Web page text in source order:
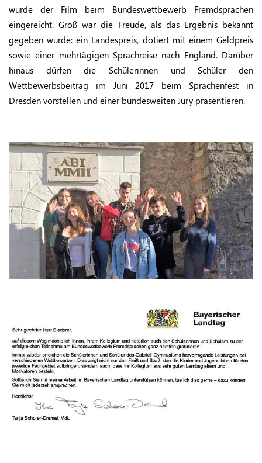
wurde der Film beim Bundeswettbewerb Fremdsprachen
eingereicht. Groß war die Freude, als das Ergebnis bekannt
gegeben wurde: ein Landespreis, dotiert mit einem Geldpreis
sowie einer mehrtägigen Sprachreise nach England. Darüber
hinaus dürfen die Schülerinnen und Schüler den
Wettbewerbsbeitrag im Juni 2017 beim Sprachenfest in
Dresden vorstellen und einer bundesweiten Jury präsentieren.